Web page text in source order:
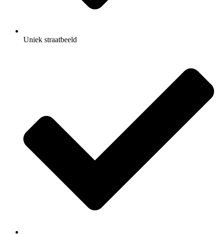
Uniek straatbeeld